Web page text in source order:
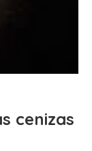
cenizas